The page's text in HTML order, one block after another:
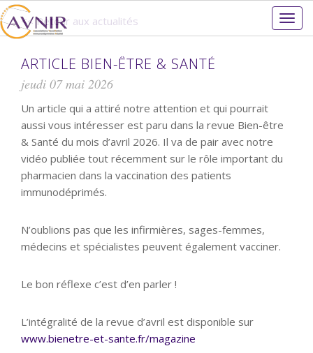
<< Retour aux actualités
ARTICLE BIEN-ÊTRE & SANTÉ
jeudi 07 mai 2026
Un article qui a attiré notre attention et qui pourrait
aussi vous intéresser est paru dans la revue Bien-être
& Santé du mois d’avril 2026. Il va de pair avec notre
vidéo publiée tout récemment sur le rôle important du
pharmacien dans la vaccination des patients
immunodéprimés.
N’oublions pas que les infirmières, sages-femmes,
médecins et spécialistes peuvent également vacciner.
Le bon réflexe c’est d’en parler !
L’intégralité de la revue d’avril est disponible sur
www.bienetre-et-sante.fr/magazine